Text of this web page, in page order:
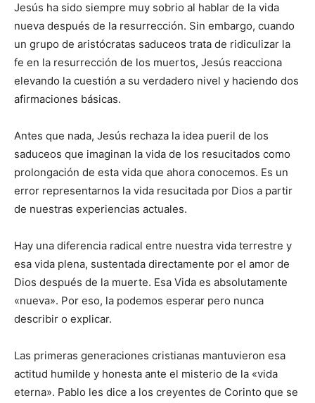
Jesús ha sido siempre muy sobrio al hablar de la vida
nueva después de la resurrección. Sin embargo, cuando
un grupo de aristócratas saduceos trata de ridiculizar la
fe en la resurrección de los muertos, Jesús reacciona
elevando la cuestión a su verdadero nivel y haciendo dos
afirmaciones básicas.
Antes que nada, Jesús rechaza la idea pueril de los
saduceos que imaginan la vida de los resucitados como
prolongación de esta vida que ahora conocemos. Es un
error representarnos la vida resucitada por Dios a partir
de nuestras experiencias actuales.
Hay una diferencia radical entre nuestra vida terrestre y
esa vida plena, sustentada directamente por el amor de
Dios después de la muerte. Esa Vida es absolutamente
«nueva». Por eso, la podemos esperar pero nunca
describir o explicar.
Las primeras generaciones cristianas mantuvieron esa
actitud humilde y honesta ante el misterio de la «vida
eterna». Pablo les dice a los creyentes de Corinto que se